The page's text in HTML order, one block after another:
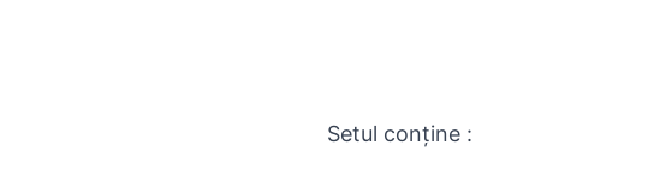
Setul conține :